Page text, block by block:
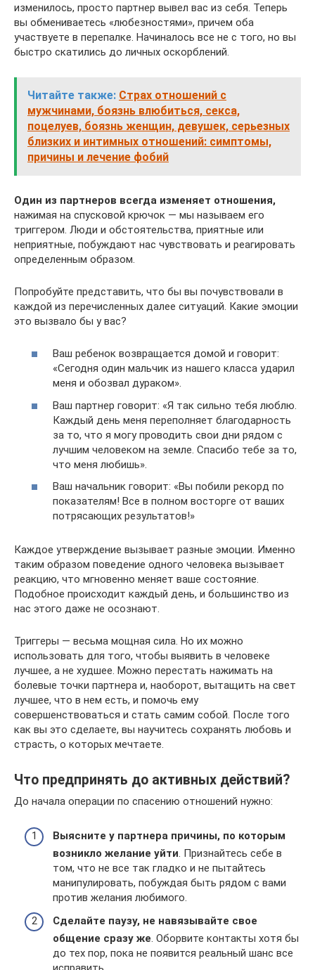
изменилось, просто партнер вывел вас из себя. Теперь
вы обмениваетесь «любезностями», причем оба
участвуете в перепалке. Начиналось все не с того, но вы
быстро скатились до личных оскорблений.
Читайте также: Страх отношений с
мужчинами, боязнь влюбиться, секса,
поцелуев, боязнь женщин, девушек, серьезных
близких и интимных отношений: симптомы,
причины и лечение фобий
Один из партнеров всегда изменяет отношения,
нажимая на спусковой крючок — мы называем его
триггером. Люди и обстоятельства, приятные или
неприятные, побуждают нас чувствовать и реагировать
определенным образом.
Попробуйте представить, что бы вы почувствовали в
каждой из перечисленных далее ситуаций. Какие эмоции
это вызвало бы у вас?
Ваш ребенок возвращается домой и говорит:
«Сегодня один мальчик из нашего класса ударил
меня и обозвал дураком».
Ваш партнер говорит: «Я так сильно тебя люблю.
Каждый день меня переполняет благодарность
за то, что я могу проводить свои дни рядом с
лучшим человеком на земле. Спасибо тебе за то,
что меня любишь».
Ваш начальник говорит: «Вы побили рекорд по
показателям! Все в полном восторге от ваших
потрясающих результатов!»
Каждое утверждение вызывает разные эмоции. Именно
таким образом поведение одного человека вызывает
реакцию, что мгновенно меняет ваше состояние.
Подобное происходит каждый день, и большинство из
нас этого даже не осознают.
Триггеры — весьма мощная сила. Но их можно
использовать для того, чтобы выявить в человеке
лучшее, а не худшее. Можно перестать нажимать на
болевые точки партнера и, наоборот, вытащить на свет
лучшее, что в нем есть, и помочь ему
совершенствоваться и стать самим собой. После того
как вы это сделаете, вы научитесь сохранять любовь и
страсть, о которых мечтаете.
Что предпринять до активных действий?
До начала операции по спасению отношений нужно:
Выясните у партнера причины, по которым
возникло желание уйти . Признайтесь себе в
том, что не все так гладко и не пытайтесь
манипулировать, побуждая быть рядом с вами
против желания любимого.
Сделайте паузу, не навязывайте свое
общение сразу же. Оборвите контакты хотя бы
до тех пор, пока не появится реальный шанс все